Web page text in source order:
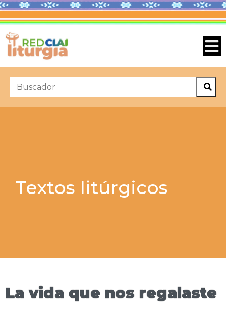
Textos litúrgicos
La vida que nos regalaste